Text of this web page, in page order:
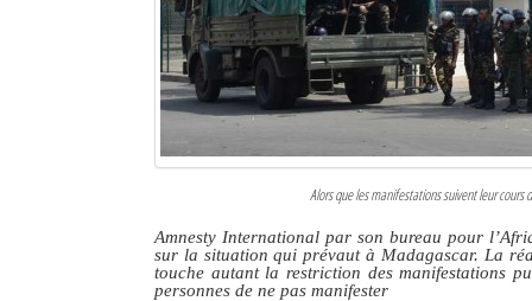
Alors que les manifestations suivent leur
Amnesty International par son bureau pour
sur la situation qui prévaut à Madagascar. La
touche autant la restriction des manifestations
personnes de ne pas manifester